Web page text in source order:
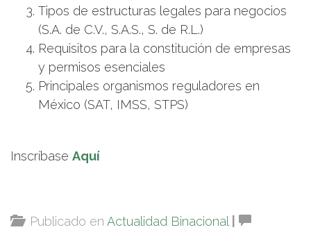
Tipos de estructuras legales para negocios
(S.A. de C.V., S.A.S., S. de R.L.)
Requisitos para la constitución de empresas
y permisos esenciales
Principales organismos reguladores en
México (SAT, IMSS, STPS)
Inscríbase Aquí
Publicado en Actualidad Binacional